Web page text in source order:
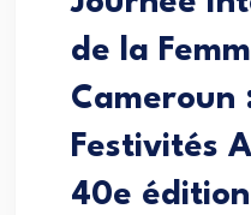
de la
Cameroun
Festivités
40e édition